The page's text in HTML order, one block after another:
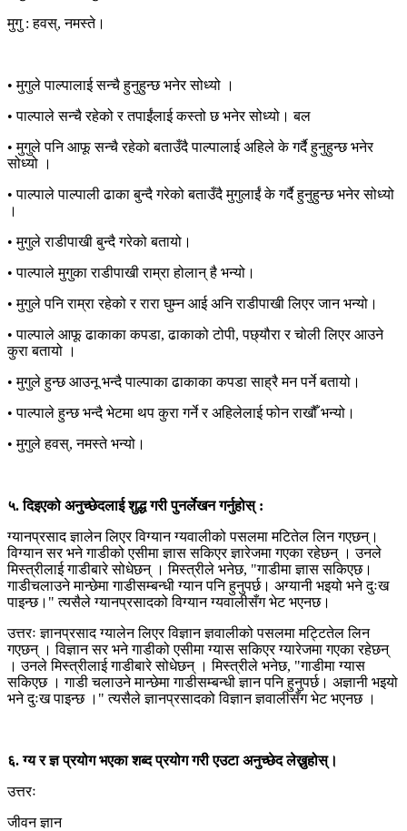
मुगु : हवस्, नमस्ते।
• मुगुले पाल्पालाई सन्चै हुनुहुन्छ भनेर सोध्यो ।
• पाल्पाले सन्चै रहेको र तपाईंलाई कस्तो छ भनेर सोध्यो। बल
• मुगुले पनि आफू सन्चै रहेको बताउँदै पाल्पालाई अहिले के गर्दै हुनुहुन्छ भनेर
सोध्यो ।
• पाल्पाले पाल्पाली ढाका बुन्दै गरेको बताउँदै मुगुलाईं के गर्दै हुनुहुन्छ भनेर सोध्यो
।
• मुगुले राडीपाखी बुन्दै गरेको बतायो।
• पाल्पाले मुगुका राडीपाखी राम्रा होलान् है भन्यो।
• मुगुले पनि राम्रा रहेको र रारा घुम्न आई अनि राडीपाखी लिएर जान भन्यो।
• पाल्पाले आफू ढाकाका कपडा, ढाकाको टोपी, पछ्यौरा र चोली लिएर आउने
कुरा बतायो ।
• मुगुले हुन्छ आउनू भन्दै पाल्पाका ढाकाका कपडा साह्रै मन पर्ने बतायो।
• पाल्पाले हुन्छ भन्दै भेटमा थप कुरा गर्ने र अहिलेलाई फोन राखौँ भन्यो।
• मुगुले हवस्, नमस्ते भन्यो।
५. दिइएको अनुच्छेदलाई शुद्ध गरी पुनर्लेखन गर्नुहोस् :
ग्यानप्रसाद ज्ञालेन लिएर विग्यान ग्यवालीको पसलमा मटितेल लिन गएछन्।
विग्यान सर भने गाडीको एसीमा ज्ञास सकिएर ज्ञारेजमा गएका रहेछन् । उनले
मिस्त्रीलाई गाडीबारे सोधेछन् । मिस्त्रीले भनेछ, "गाडीमा ज्ञास सकिएछ।
गाडीचलाउने मान्छेमा गाडीसम्बन्धी ग्यान पनि हुनुपर्छ। अग्यानी भइयो भने दुःख
पाइन्छ।" त्यसैले ग्यानप्रसादको विग्यान ग्यवालीसँग भेट भएनछ।
उत्तरः ज्ञानप्रसाद ग्यालेन लिएर विज्ञान ज्ञवालीको पसलमा मट्टितेल लिन
गएछन् । विज्ञान सर भने गाडीको एसीमा ग्यास सकिएर ग्यारेजमा गएका रहेछन्
। उनले मिस्त्रीलाई गाडीबारे सोधेछन् । मिस्त्रीले भनेछ, "गाडीमा ग्यास
सकिएछ । गाडी चलाउने मान्छेमा गाडीसम्बन्धी ज्ञान पनि हुनुपर्छ। अज्ञानी भइयो
भने दुःख पाइन्छ ।" त्यसैले ज्ञानप्रसादको विज्ञान ज्ञवालीसँग भेट भएनछ ।
६. ग्य र ज्ञ प्रयोग भएका शब्द प्रयोग गरी एउटा अनुच्छेद लेख्नुहोस्।
उत्तरः
जीवन ज्ञान